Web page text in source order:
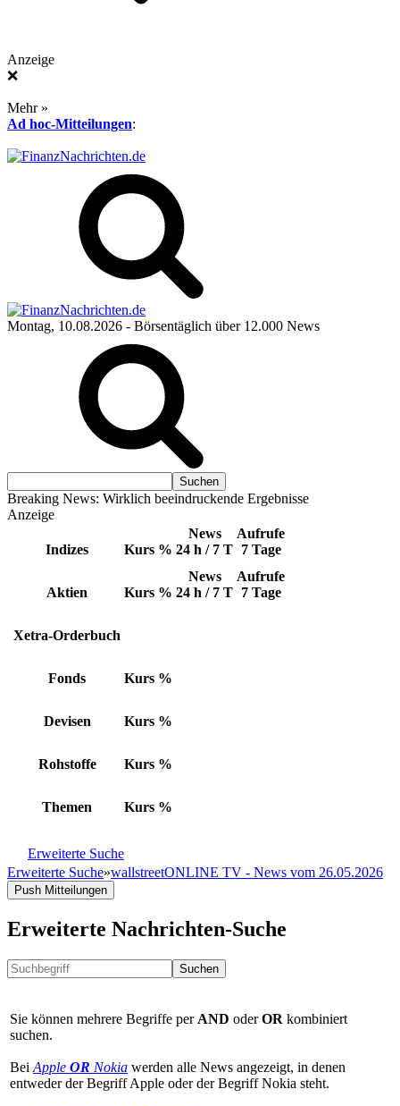
Anzeige
❌
Mehr »
Ad hoc-Mitteilungen:
Montag, 10.08.2026 - Börsentäglich über 12.000 News
Breaking News: Wirklich beeindruckende Ergebnisse
Anzeige
Indizes Kurs %
News
24 h / 7 T
Aufrufe
7 Tage
Aktien Kurs %
News
24 h / 7 T
Aufrufe
7 Tage
Xetra-Orderbuch
Fonds Kurs %
Devisen Kurs %
Rohstoffe Kurs %
Themen Kurs %
Erweiterte Suche
Erweiterte Suche»wallstreetONLINE TV - News vom 26.05.2026
Push Mitteilungen
Erweiterte Nachrichten-Suche
Suchen
Sie können mehrere Begriffe per AND oderOR kombiniert
suchen.
Bei Apple OR Nokia werden alle News angezeigt, in denen
entweder der Begriff Apple oder der Begriff Nokia steht.